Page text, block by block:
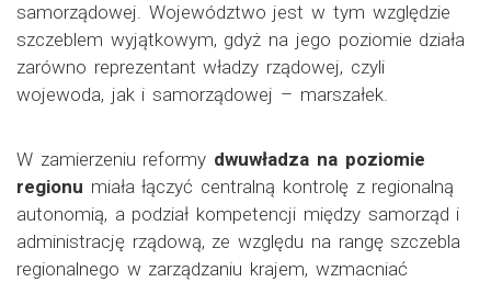
samorządowej. Województwo jest w tym względzie
szczeblem wyjątkowym, gdyż na jego poziomie działa
zarówno reprezentant władzy rządowej, czyli
wojewoda, jak i samorządowej – marszałek.
W zamierzeniu reformy dwuwładza na poziomie
regionu miała łączyć centralną kontrolę z regionalną
autonomią, a podział kompetencji między samorząd i
administrację rządową, ze względu na rangę szczebla
regionalnego w zarządzaniu krajem, wzmacniać